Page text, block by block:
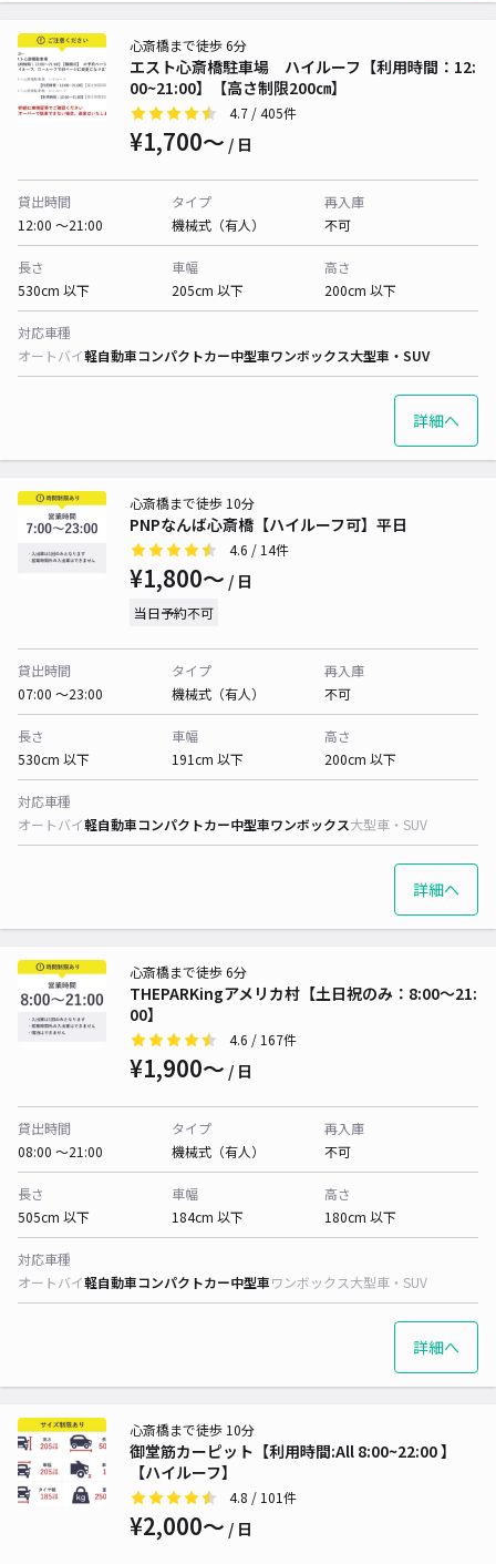
エスト心斎橋駐車場 ハイルーフ【利用時間：12:
00~21:00】【高さ制限200㎝】
心斎橋まで徒歩 6分
4.7 / 405件
¥1,700〜 / 日
貸出時間
12:00 〜21:00
タイプ
機械式（有人）
再入庫
不可
長さ
530cm 以下
車幅
205cm 以下
高さ
200cm 以下
対応車種
オートバイ軽自動車コンパクトカー中型車ワンボックス大型車・SUV
詳細へ
PNPなんば心斎橋【ハイルーフ可】平日
心斎橋まで徒歩 10分
4.6 / 14件
¥1,800〜 / 日
当日予約不可
貸出時間
07:00 〜23:00
タイプ
機械式（有人）
再入庫
不可
長さ
530cm 以下
車幅
191cm 以下
高さ
200cm 以下
対応車種
オートバイ軽自動車コンパクトカー中型車ワンボックス大型車・SUV
詳細へ
THEPARKingアメリカ村【土日祝のみ：8:00～21:
00】
心斎橋まで徒歩 6分
4.6 / 167件
¥1,900〜 / 日
貸出時間
08:00 〜21:00
タイプ
機械式（有人）
再入庫
不可
長さ
505cm 以下
車幅
184cm 以下
高さ
180cm 以下
対応車種
オートバイ軽自動車コンパクトカー中型車ワンボックス大型車・SUV
詳細へ
御堂筋カーピット【利用時間:All 8:00~22:00 】
【ハイルーフ】
心斎橋まで徒歩 10分
4.8 / 101件
¥2,000〜 / 日